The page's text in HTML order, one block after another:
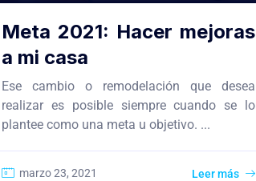
Meta 2021: Hacer mejoras
a mi casa
Ese cambio o remodelación que desea
realizar es posible siempre cuando se lo
plantee como una meta u objetivo. ...
marzo 23, 2021 Leer más